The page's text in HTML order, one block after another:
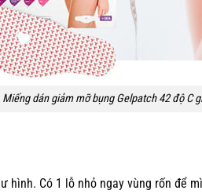
Miếng dán giảm mỡ bụng Gelpatch 42 độ C
hình. Có 1 lỗ nhỏ ngay vùng rốn để